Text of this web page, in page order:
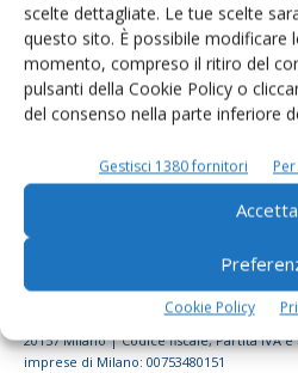
scelte dettagliate. Le tue scelte
questo sito. È possibile modificare
momento, compreso il ritiro del
pulsanti della Cookie Policy o
del consenso nella parte inferiore
Gestisci 1380 fornitori
Accetta
Cookie Policy
© Tecniche Nuove Spa. Tutti i diritti
20157 Milano | Codice fiscale, Partita IVA
imprese di Milano: 00753480151